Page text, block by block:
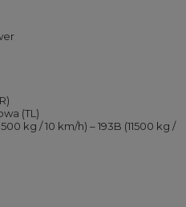
(TL)
kg / 10 km/h) – 193B (11500 kg /